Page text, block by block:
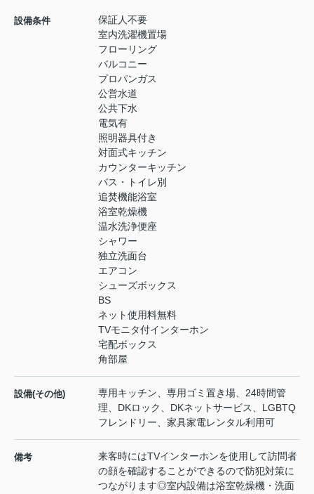
設備条件
保証人不要
室内洗濯機置場
フローリング
バルコニー
プロパンガス
公営水道
公共下水
電気有
照明器具付き
対面式キッチン
カウンターキッチン
バス・トイレ別
追焚機能浴室
浴室乾燥機
温水洗浄便座
シャワー
独立洗面台
エアコン
シューズボックス
BS
ネット使用料無料
TVモニタ付インターホン
宅配ボックス
角部屋
設備(その他)
専用キッチン、専用ゴミ置き場、24時間管
理、DKロック、DKネットサービス、LGBTQ
フレンドリー、家具家電レンタル利用可
備考
来客時にはTVインターホンを使用して訪問者
の顔を確認することができるので防犯対策に
つながります◎室内設備は浴室乾燥機・洗面